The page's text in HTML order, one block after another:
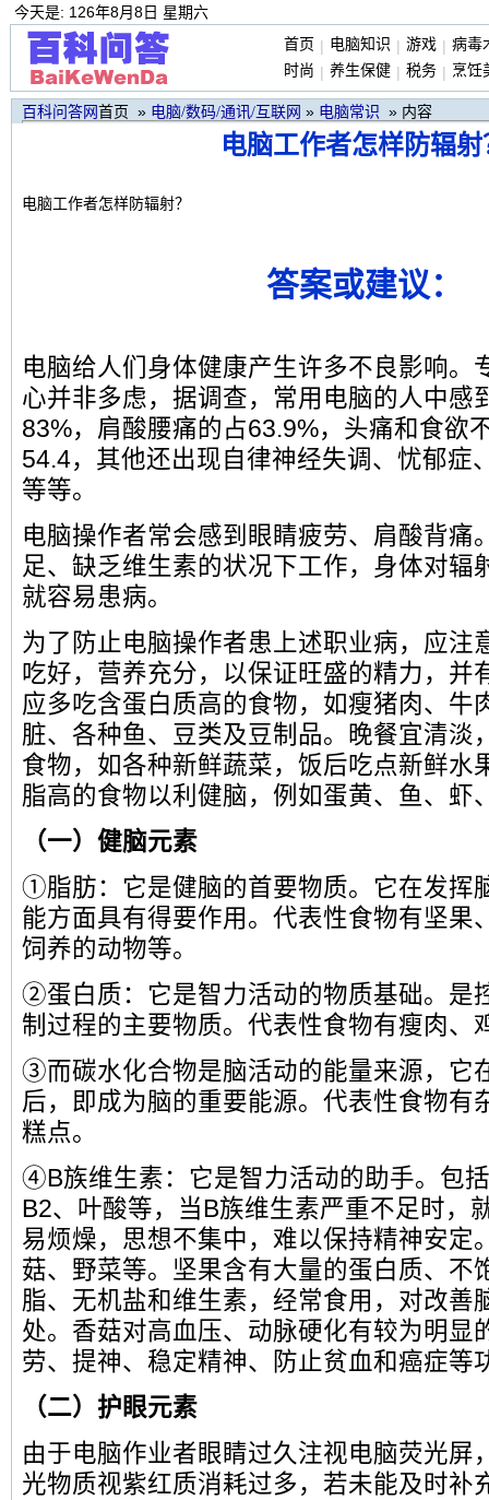
今天是: 126年8月8日 星期六
首页 | 电脑知识 | 游戏 | 病毒
时尚 | 养生保健 | 税务 | 烹饪
百科问答网 首页 » 电脑/数码/通讯/互联网 » 电脑常识 » 内容
电脑工作者怎样防辐射
电脑工作者怎样防辐射？
答案或建议：
电脑给人们身体健康产生许多不良影响。
心并非多虑，据调查，常用电脑的人中感
83%，肩酸腰痛的占63.9%，头痛和食欲
54.4，其他还出现自律神经失调、忧郁症
等等。
电脑操作者常会感到眼睛疲劳、肩酸背痛
足、缺乏维生素的状况下工作，身体对辐
就容易患病。
为了防止电脑操作者患上述职业病，应注
吃好，营养充分，以保证旺盛的精力，并
应多吃含蛋白质高的食物，如瘦猪肉、牛
脏、各种鱼、豆类及豆制品。晚餐宜清淡
食物，如各种新鲜蔬菜，饭后吃点新鲜水
脂高的食物以利健脑，例如蛋黄、鱼、虾
（一）健脑元素
①脂肪：它是健脑的首要物质。它在发挥
能方面具有得要作用。代表性食物有坚果
饲养的动物等。
②蛋白质：它是智力活动的物质基础。是
制过程的主要物质。代表性食物有瘦肉、
③而碳水化合物是脑活动的能量来源，它
后，即成为脑的重要能源。代表性食物有
糕点。
④B族维生素：它是智力活动的助手。包
B2、叶酸等，当B族维生素严重不足时，
易烦燥，思想不集中，难以保持精神安定
菇、野菜等。坚果含有大量的蛋白质、不
脂、无机盐和维生素，经常食用，对改善
处。香菇对高血压、动脉硬化有较为明显
劳、提神、稳定精神、防止贫血和癌症等
（二）护眼元素
由于电脑作业者眼睛过久注视电脑荧光屏
光物质视紫红质消耗过多，若未能及时补